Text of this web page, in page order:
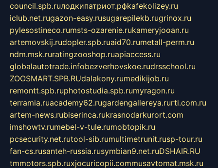
council.spb.ruлодкипатриот.рфkafekolizey.ru
iclub.net.rugazon-easy.rusugarepilekb.rugrinox.ru
pylesostineco.rumsts-ozarenie.rukameryjooan.ru
artemovskij.rudopler.spb.ruaid70.rumetall-perm.ru
ndm.msk.ruratingzooshop.ruapiaccess.ru
globalautotrade.infobezverhovskoe.rudrsschool.ru
ZOOSMART.SPB.RUdalakony.rumedikijob.ru
remontt.spb.ruphotostudia.spb.rumyragon.ru
terramia.ruacademy62.rugardengallereya.rurti.com.ru
artem-news.rubiserinca.rukrasnodarkurort.com
imshowtv.rumebel-v-tule.rumobtopik.ru
pcsecurity.net.rutool-sib.rumultimetrunit.rusp-tour.ru
fan-cs.rusanteh-russia.rusymbian9.net.ruDSHAIR.RU
tmmotors.spb.ruxjocuricopii.commusavtomat.msk.ru